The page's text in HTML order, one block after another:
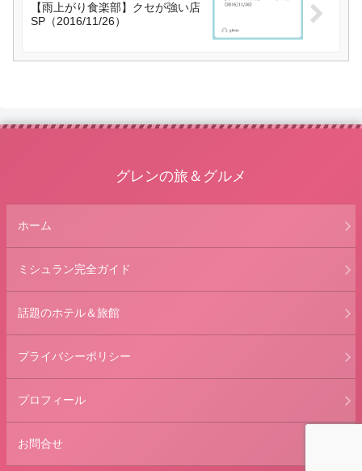
【雨上がり食楽部】クセが強い店
SP（2016/11/26）
グレンの旅＆グルメ
ホーム
ミシュラン完全ガイド
話題のホテル＆旅館
プライバシーポリシー
プロフィール
お問合せ